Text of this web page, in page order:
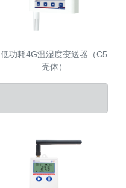
低功耗4G温湿度变送器（C5
壳体）